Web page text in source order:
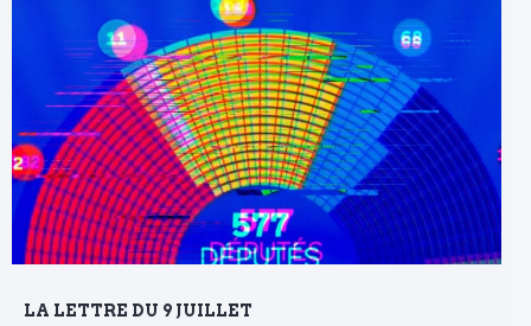
LA LETTRE DU 9 JUILLET